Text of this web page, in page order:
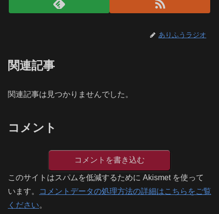
ありふうラジオ
関連記事
関連記事は見つかりませんでした。
コメント
コメントを書き込む
このサイトはスパムを低減するために Akismet を使って
います。
コメントデータの処理方法の詳細はこちらをご覧
ください。